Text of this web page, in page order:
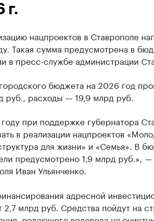
г.
нацпроектов в Ставрополе
Такая сумма предусмотрена в
в пресс-службе администрации
бюджета на 2026 год
руб., расходы — 19,9 млрд руб.
при поддержке губернатора
в реализации нацпроектов
для жизни» и «Семья». В
предусмотрено 1,9 млрд руб.», —
Иван Ульянченко.
адресной
2,7 млрд руб. Средства пойдут на